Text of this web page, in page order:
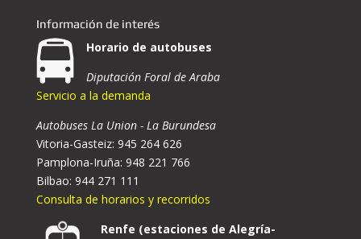
Información de interés
Horario de autobuses
Diputación Foral de Araba
Servicio a la demanda
Autobuses La Union - La Burundesa
Vitoria-Gasteiz: 945 264 626
Pamplona-Iruña: 948 221 766
Bilbao: 944 271 111
Consulta de horarios y recorridos
Renfe (estaciones de Alegría-